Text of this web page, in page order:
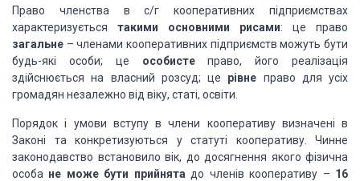
Право членства в с/г кооперативних підприємствах
характеризується такими основними рисами: це право
загальне – членами кооперативних підприємств можуть бути
будь-які особи; це особистеправо, його реалізація
здійснюється на власний розсуд; це рівне право для усіх
громадян незалежно від віку, статі, освіти.
Порядок і умови вступу в члени кооперативу визначені в
Законі та конкретизуються у статуті кооперативу. Чинне
законодавство встановило вік, до досягнення якого фізична
особа не може бути прийнята до членів кооперативу – 16